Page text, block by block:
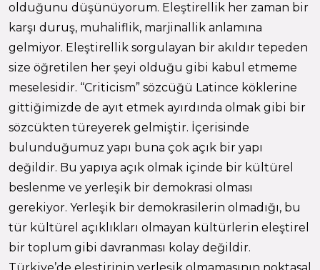
olduğunu düşünüyorum. Eleştirellik her zaman bir
karşı duruş, muhaliflik, marjinallik anlamına
gelmiyor. Eleştirellik sorgulayan bir akıldır tepeden
size öğretilen her şeyi olduğu gibi kabul etmeme
meselesidir. “Criticism” sözcüğü Latince köklerine
gittiğimizde de ayıt etmek ayırdında olmak gibi bir
sözcükten türeyerek gelmiştir. İçerisinde
bulunduğumuz yapı buna çok açık bir yapı
değildir. Bu yapıya açık olmak içinde bir kültürel
beslenme ve yerleşik bir demokrasi olması
gerekiyor. Yerleşik bir demokrasilerin olmadığı, bu
tür kültürel açıklıkları olmayan kültürlerin eleştirel
bir toplum gibi davranması kolay değildir.